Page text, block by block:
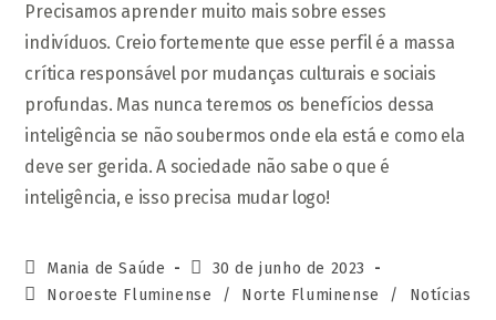
Precisamos aprender muito mais sobre esses
indivíduos. Creio fortemente que esse perfil é a massa
crítica responsável por mudanças culturais e sociais
profundas. Mas nunca teremos os benefícios dessa
inteligência se não soubermos onde ela está e como ela
deve ser gerida. A sociedade não sabe o que é
inteligência, e isso precisa mudar logo!
Autor
do
Mania de Saúde
Post
publicado:
30 de junho de 2023
Categoria
Noroeste Fluminense / Norte Fluminense / Notícias